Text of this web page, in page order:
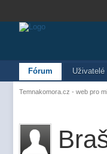
Fórum Uživatelé
Temnakomora.cz - web pro